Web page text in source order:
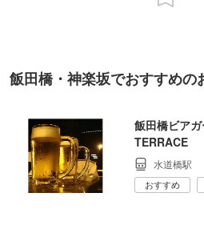
飯田橋・神楽坂でおすすめの
飯田橋ビア
TERRACE
水道橋駅
おすすめ